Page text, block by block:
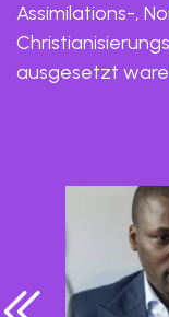
Assimilations-,
ausgesetzt